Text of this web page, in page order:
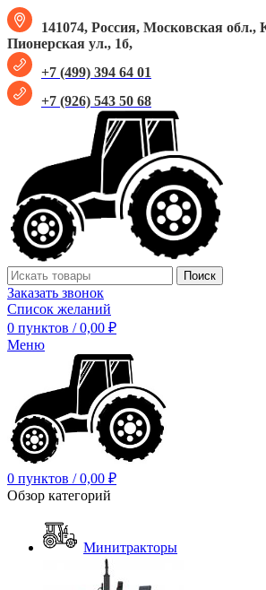
141074, Россия, Московская обл.,
Пионерская ул., 1б,
+7 (499) 394 64 01
+7 (926) 543 50 68
Поиск
Заказать звонок
Список желаний
0 пунктов / 0,00 ₽
Меню
0 пунктов / 0,00 ₽
Обзор категорий
Минитракторы